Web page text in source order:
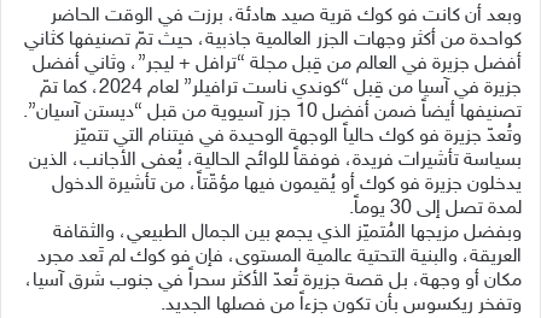
وبعد أن كانت فو كوك قرية صيد هادئة، برزت في الوقت الحاضر
كواحدة من أكثر وجهات الجزر العالمية جاذبية، حيث تمّ تصنيفها كثاني
أفضل جزيرة في العالم من قِبل مجلة “ترافل + ليجر”، وثاني أفضل
جزيرة في آسيا من قِبل “كوندي ناست ترافيلر” لعام 2024، كما تمّ
تصنيفها أيضاً ضمن أفضل 10 جزر آسيوية من قبل “ديستن آسيان”.
وتُعدّ جزيرة فو كوك حالياً الوجهة الوحيدة في فيتنام التي تتميّز
بسياسة تأشيرات فريدة، فوفقاً للوائح الحالية، يُعفى الأجانب، الذين
يدخلون جزيرة فو كوك أو يُقيمون فيها مؤقّتاً، من تأشيرة الدخول
لمدة تصل إلى 30 يوماً.
وبفضل مزيجها المُتميّز الذي يجمع بين الجمال الطبيعي، والثقافة
العريقة، والبنية التحتية عالمية المستوى، فإن فو كوك لم تَعد مجرد
مكان أو وجهة، بل قصة جزيرة تُعدّ الأكثر سحراً في جنوب شرق آسيا،
وتفخر ريكسوس بأن تكون جزءاً من فصلها الجديد.